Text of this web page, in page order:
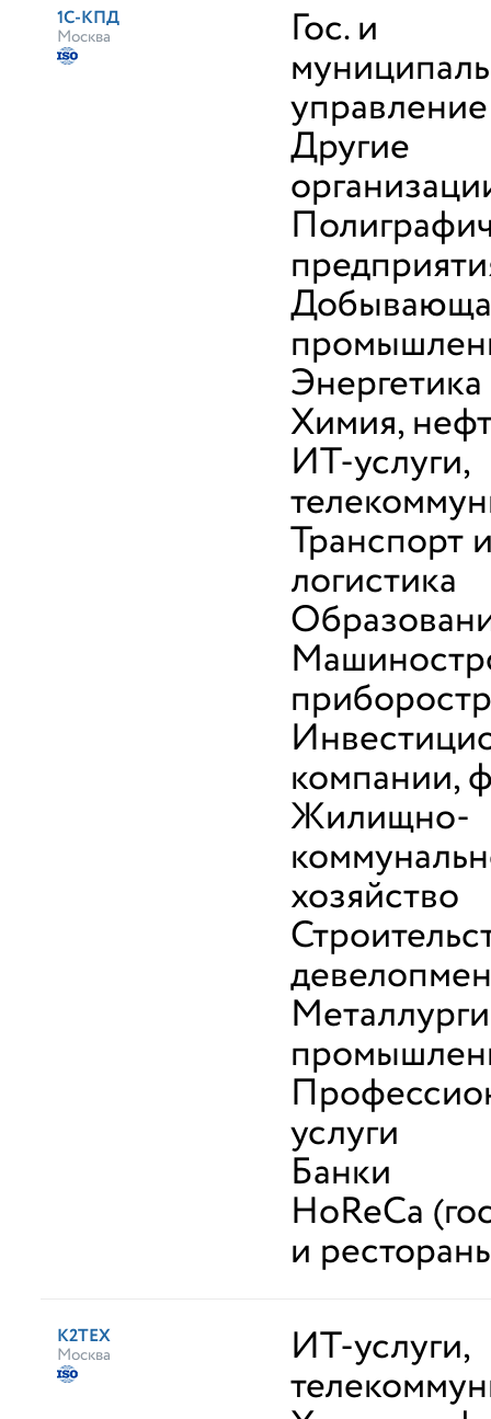
1С-КПД
Москва Гос. и
управление
Другие
Энергетика
Химия,
ИТ-услуги,
Транспорт
логистика
компании,
Жилищно-
хозяйство
услуги
Банки
HoReCa
и
К2ТЕХ
Москва ИТ-услуги,